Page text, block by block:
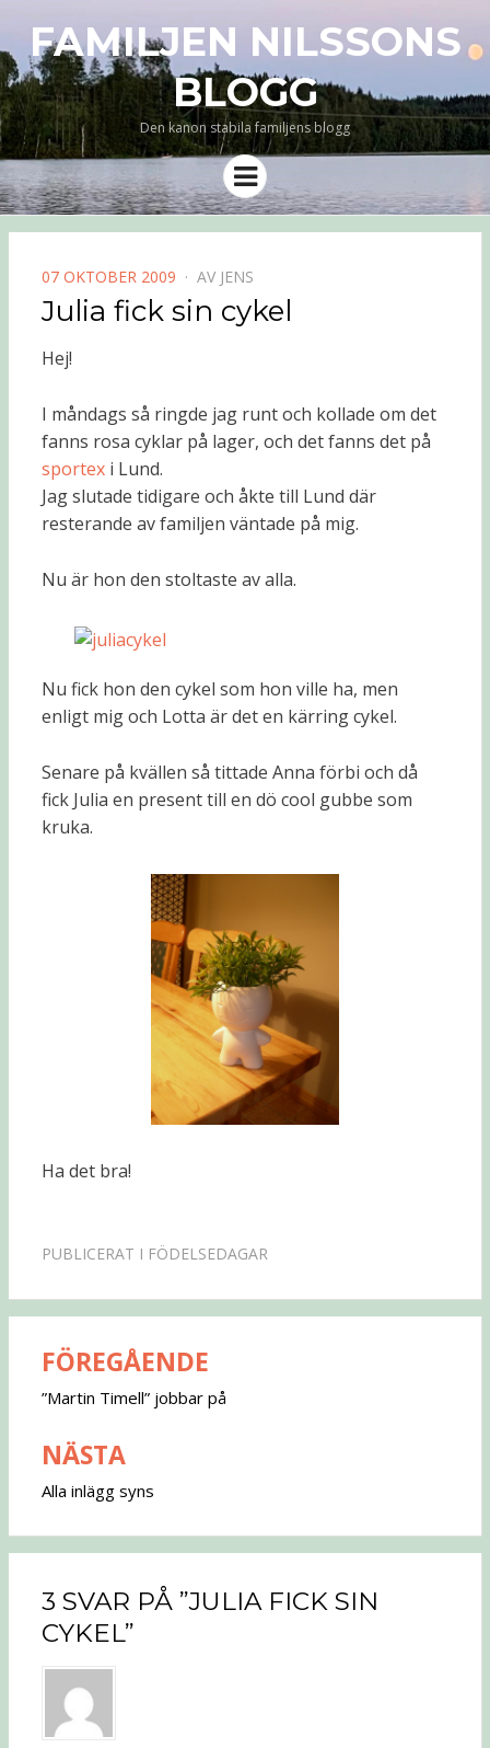
FAMILJEN NILSSONS
BLOGG
Den kanon stabila familjens blogg
Meny
PUBLICERAD
DEN
07 OKTOBER 2009 AV JENS
Julia fick sin cykel
Hej!
I måndags så ringde jag runt och kollade om det
fanns rosa cyklar på lager, och det fanns det på
sportexi Lund.
Jag slutade tidigare och åkte till Lund där
resterande av familjen väntade på mig.
Nu är hon den stoltaste av alla.
Nu fick hon den cykel som hon ville ha, men
enligt mig och Lotta är det en kärring cykel.
Senare på kvällen så tittade Anna förbi och då
fick Julia en present till en dö cool gubbe som
kruka.
Ha det bra!
PUBLICERAT I FÖDELSEDAGAR
Inläggsnavigering
FÖREGÅENDE
”Martin Timell” jobbar på
NÄSTA
Alla inlägg syns
3 SVAR PÅ ”JULIA FICK SIN
CYKEL”